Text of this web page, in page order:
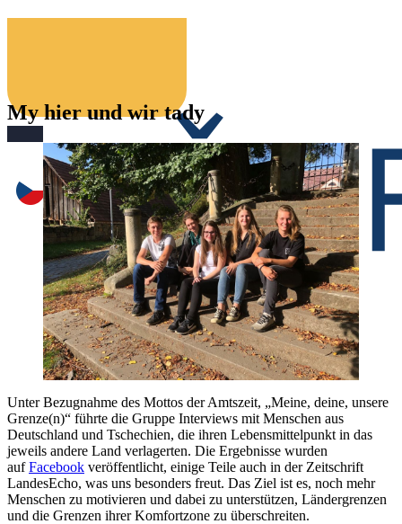
My hier und wir tady
Unter Bezugnahme des Mottos der Amtszeit, „Meine, deine, unsere
Grenze(n)“ führte die Gruppe Interviews mit Menschen aus
Deutschland und Tschechien, die ihren Lebensmittelpunkt in das
jeweils andere Land verlagerten. Die Ergebnisse wurden
aufFacebook veröffentlicht, einige Teile auch in der Zeitschrift
LandesEcho, was uns besonders freut. Das Ziel ist es, noch mehr
Menschen zu motivieren und dabei zu unterstützen, Ländergrenzen
und die Grenzen ihrer Komfortzone zu überschreiten.